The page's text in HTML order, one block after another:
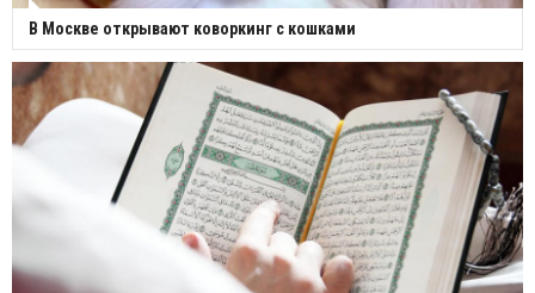
В Москве открывают коворкинг с кошками